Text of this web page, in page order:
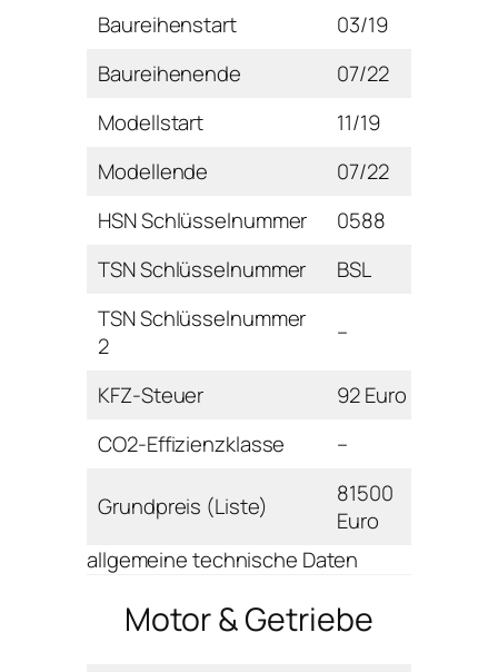
Baureihenstart
03/19
Baureihenende
07/22
Modellstart
11/19
Modellende
07/22
HSN Schlüsselnummer
0588
TSN Schlüsselnummer
BSL
TSN Schlüsselnummer
2
–
KFZ-Steuer
92 Euro
CO2-Effizienzklasse
–
Grundpreis (Liste)
81500
Euro
allgemeine technische Daten
Motor & Getriebe